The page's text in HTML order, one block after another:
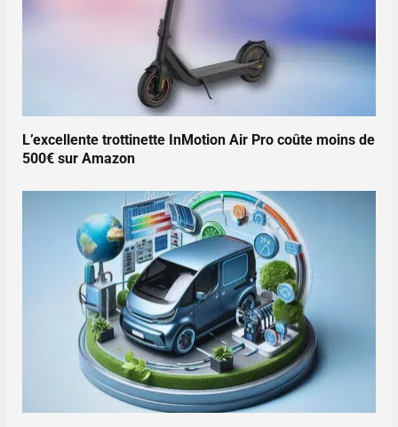
L’excellente trottinette InMotion Air Pro coûte moins de
500€ sur Amazon